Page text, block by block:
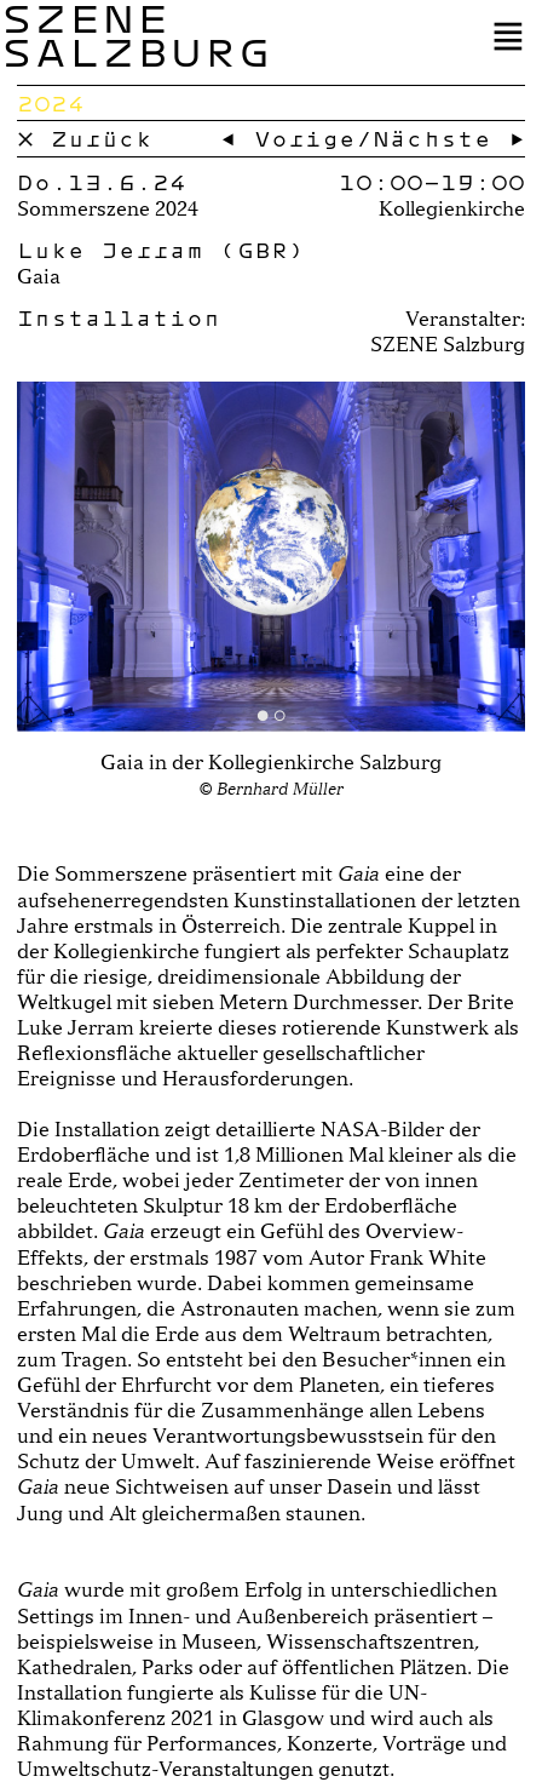
SZENE
SALZBURG
2024
× Zurück
← Vorige / Nächste →
Do.13.6.24
Sommerszene 2024
10:00–19:00
Kollegienkirche
Luke Jerram (GBR)
Gaia
Installation
Veranstalter:
SZENE Salzburg
Gaia in der Kollegienkirche Salzburg
© Bernhard Müller
Die Sommerszene präsentiert mit Gaia eine der
aufsehenerregendsten Kunstinstallationen der letzten
Jahre erstmals in Österreich. Die zentrale Kuppel in
der Kollegienkirche fungiert als perfekter Schauplatz
für die riesige, dreidimensionale Abbildung der
Weltkugel mit sieben Metern Durchmesser. Der Brite
Luke Jerram kreierte dieses rotierende Kunstwerk als
Reflexionsfläche aktueller gesellschaftlicher
Ereignisse und Herausforderungen.
Die Installation zeigt detaillierte NASA-Bilder der
Erdoberfläche und ist 1,8 Millionen Mal kleiner als die
reale Erde, wobei jeder Zentimeter der von innen
beleuchteten Skulptur 18 km der Erdoberfläche
abbildet. Gaia erzeugt ein Gefühl des Overview-
Effekts, der erstmals 1987 vom Autor Frank White
beschrieben wurde. Dabei kommen gemeinsame
Erfahrungen, die Astronauten machen, wenn sie zum
ersten Mal die Erde aus dem Weltraum betrachten,
zum Tragen. So entsteht bei den Besucher*innen ein
Gefühl der Ehrfurcht vor dem Planeten, ein tieferes
Verständnis für die Zusammenhänge allen Lebens
und ein neues Verantwortungsbewusstsein für den
Schutz der Umwelt. Auf faszinierende Weise eröffnet
Gaia neue Sichtweisen auf unser Dasein und lässt
Jung und Alt gleichermaßen staunen.
Gaia wurde mit großem Erfolg in unterschiedlichen
Settings im Innen- und Außenbereich präsentiert –
beispielsweise in Museen, Wissenschaftszentren,
Kathedralen, Parks oder auf öffentlichen Plätzen. Die
Installation fungierte als Kulisse für die UN-
Klimakonferenz 2021 in Glasgow und wird auch als
Rahmung für Performances, Konzerte, Vorträge und
Umweltschutz-Veranstaltungen genutzt.